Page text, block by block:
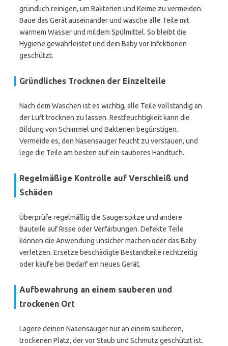
gründlich reinigen, um Bakterien und Keime zu vermeiden.
Baue das Gerät auseinander und wasche alle Teile mit
warmem Wasser und mildem Spülmittel. So bleibt die
Hygiene gewährleistet und dein Baby vor Infektionen
geschützt.
Gründliches Trocknen der Einzelteile
Nach dem Waschen ist es wichtig, alle Teile vollständig an
der Luft trocknen zu lassen. Restfeuchtigkeit kann die
Bildung von Schimmel und Bakterien begünstigen.
Vermeide es, den Nasensauger feucht zu verstauen, und
lege die Teile am besten auf ein sauberes Handtuch.
Regelmäßige Kontrolle auf Verschleiß und
Schäden
Überprüfe regelmäßig die Saugerspitze und andere
Bauteile auf Risse oder Verfärbungen. Defekte Teile
können die Anwendung unsicher machen oder das Baby
verletzen. Ersetze beschädigte Bestandteile rechtzeitig
oder kaufe bei Bedarf ein neues Gerät.
Aufbewahrung an einem sauberen und
trockenen Ort
Lagere deinen Nasensauger nur an einem sauberen,
trockenen Platz, der vor Staub und Schmutz geschützt ist.